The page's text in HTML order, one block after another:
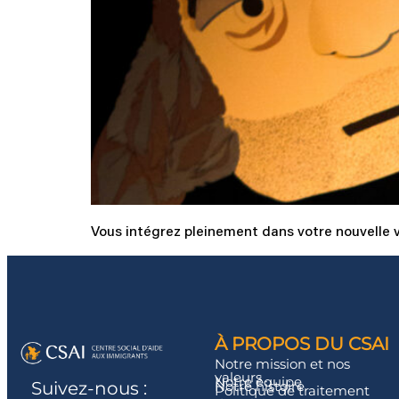
Vous intégrez pleinement dans votre nouvelle
Suivez-nous :
À PROPOS DU CSAI
Notre mission et nos
valeurs
Notre équipe
Notre histoire
Politique de traitement